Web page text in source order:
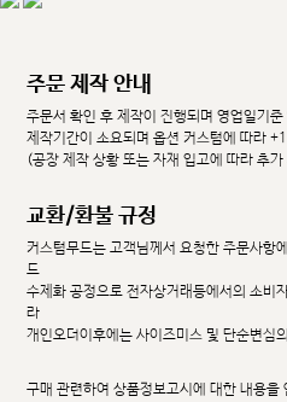
주문 제작 안내
주문서 확인 후 제작이 진행되며 영업일기
제작기간이 소요되며 옵션 커스텀에 따라
(공장 제작 상황 또는 자재 입고에 따라 추
교환/환불 규정
커스텀무드는 고객님께서 요청한 주문사항
드
수제화 공정으로 전자상거래등에서의 소비
라
개인오더이후에는 사이즈미스 및 단순변심
구매 관련하여 상품정보고시에 대한 내용을